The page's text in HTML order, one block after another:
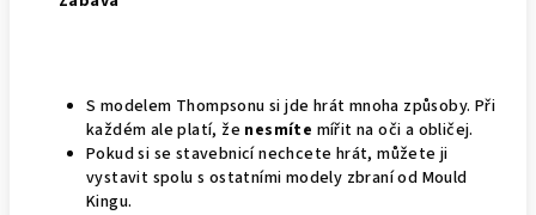
S modelem Thompsonu si jde hrát mnoha způsoby. Při
každém ale platí, že nesmíte mířit na oči a obličej.
Pokud si se stavebnicí nechcete hrát, můžete ji
vystavit spolu s ostatními modely zbraní od Mould
Kingu.